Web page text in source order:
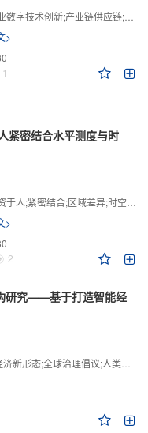
新;产业链供应链;产业链供应链韧性;需求侧财政政策
>
1
紧密结合水平测度与时
人;紧密结合;区域差异;时空演化
>
2
研究——基于打造智能经
;全球治理倡议;人类命运共同体